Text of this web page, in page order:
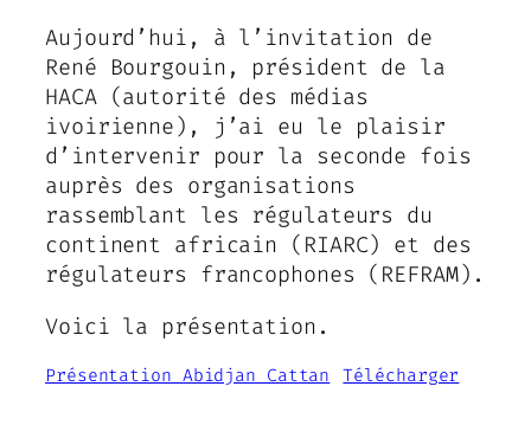
Aujourd’hui, à l’invitation de
René Bourgouin, président de la
HACA (autorité des médias
ivoirienne), j’ai eu le plaisir
d’intervenir pour la seconde fois
auprès des organisations
rassemblant les régulateurs du
continent africain (RIARC) et des
régulateurs francophones (REFRAM).
Voici la présentation.
Présentation Abidjan Cattan Télécharger